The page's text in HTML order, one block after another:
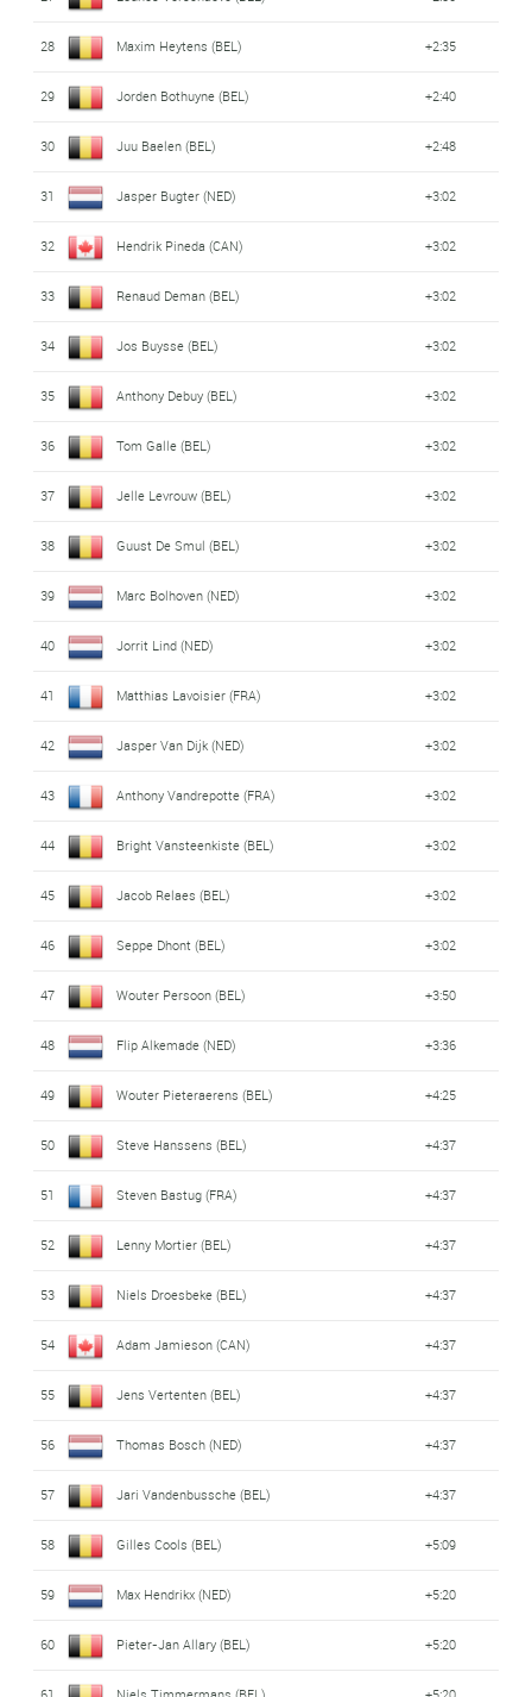
28 Maxim Heytens (BEL) +2:35
29 Jorden Bothuyne (BEL) +2:40
30 Juu Baelen (BEL) +2:48
31 Jasper Bugter (NED) +3:02
32 Hendrik Pineda (CAN) +3:02
33 Renaud Deman (BEL) +3:02
34 Jos Buysse (BEL) +3:02
35 Anthony Debuy (BEL) +3:02
36 Tom Galle (BEL) +3:02
37 Jelle Levrouw (BEL) +3:02
38 Guust De Smul (BEL) +3:02
39 Marc Bolhoven (NED) +3:02
40 Jorrit Lind (NED) +3:02
41 Matthias Lavoisier (FRA) +3:02
42 Jasper Van Dijk (NED) +3:02
43 Anthony Vandrepotte (FRA) +3:02
44 Bright Vansteenkiste (BEL) +3:02
45 Jacob Relaes (BEL) +3:02
46 Seppe Dhont (BEL) +3:02
47 Wouter Persoon (BEL) +3:50
48 Flip Alkemade (NED) +3:36
49 Wouter Pieteraerens (BEL) +4:25
50 Steve Hanssens (BEL) +4:37
51 Steven Bastug (FRA) +4:37
52 Lenny Mortier (BEL) +4:37
53 Niels Droesbeke (BEL) +4:37
54 Adam Jamieson (CAN) +4:37
55 Jens Vertenten (BEL) +4:37
56 Thomas Bosch (NED) +4:37
57 Jari Vandenbussche (BEL) +4:37
58 Gilles Cools (BEL) +5:09
59 Max Hendrikx (NED) +5:20
60 Pieter-Jan Allary (BEL) +5:20
61 Niels Timmermans (BEL) +5:20